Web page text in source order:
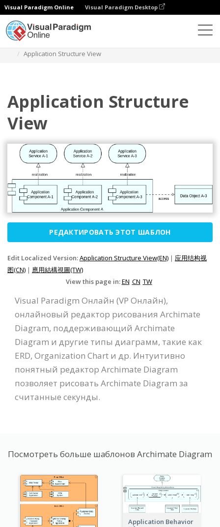
Visual Paradigm Online Visual Paradigm Desktop
Application Structure View
Application Structure
View
РЕДАКТИРОВАТЬ ЭТОТ ШАБЛОН
Edit Localized Version:Application Structure View(EN) | 应用结构视
图(CN) | 應用結構視圖(TW)
View this page in:EN CN TW
Visual Paradigm Онлайн (VP Онлайн),
онлайновый редактор рисования Archimate
Diagram, поддерживающий Archimate
Diagram и другие типы диаграмм, такие как
ERD, Organization Chart и др. Интуитивно
понятный редактор Archimate Diagram
позволяет рисовать Archimate Diagram за
считанные секунды.
Посмотреть больше шаблонов Archimate Diagram
Application Behavior